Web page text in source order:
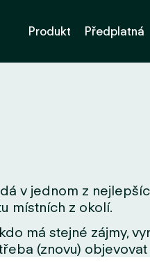
Produkt Předplatná
v jednom z
místních z okolí.
má stejné zájmy,
(znovu)